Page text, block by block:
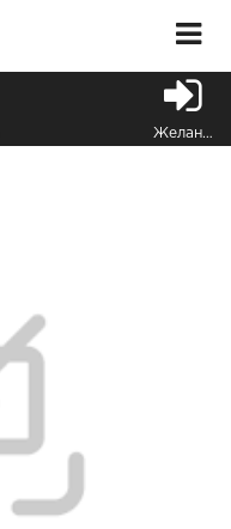
Желания